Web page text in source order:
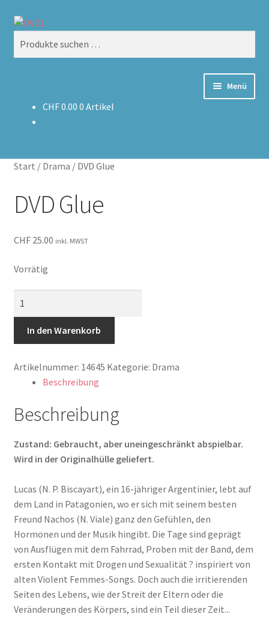
Zur
Zum
Suchen
Menü
CHF0.00 0 Artikel
Start / Drama / DVD Glue
DVD Glue
CHF25.00 inkl. MWST
Vorrätig
In den Warenkorb
Artikelnummer: 14645 Kategorie: Drama
Beschreibung
Beschreibung
Zustand: Gebraucht, aber uneingeschränkt abspielbar.
Wird in der Originalhülle geliefert.
Lucas (N. P. Biscayart), ein 16-jähriger Argentinier, lebt auf
dem Land in Patagonien, wo er sich mit seinem besten
Freund Nachos (N. Viale) ganz den Gefühlen, den
Hormonen und der Musik hingibt. Die Tage sind geprägt
von Ausflügen mit dem Fahrrad, Proben mit der Band, dem
ersten Kontakt mit Drogen und Sexualität ? inspiriert von
alten Violent Femmes-Songs. Doch auch die irritierenden
Seiten des Lebens, wie der Streit der Eltern oder die
Veränderungen des Körpers, sind ein Teil dieser Zeit...